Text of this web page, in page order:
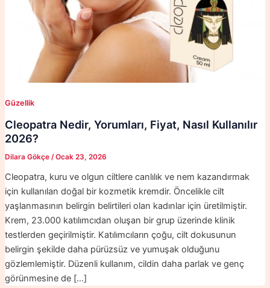
Güzellik
Cleopatra Nedir, Yorumları, Fiyat, Nasıl Kullanılır
2026?
Dilara Gökçe /Ocak 23, 2026
Cleopatra, kuru ve olgun ciltlere canlılık ve nem kazandırmak
için kullanılan doğal bir kozmetik kremdir. Öncelikle cilt
yaşlanmasının belirgin belirtileri olan kadınlar için üretilmiştir.
Krem, 23.000 katılımcıdan oluşan bir grup üzerinde klinik
testlerden geçirilmiştir. Katılımcıların çoğu, cilt dokusunun
belirgin şekilde daha pürüzsüz ve yumuşak olduğunu
gözlemlemiştir. Düzenli kullanım, cildin daha parlak ve genç
görünmesine de […]